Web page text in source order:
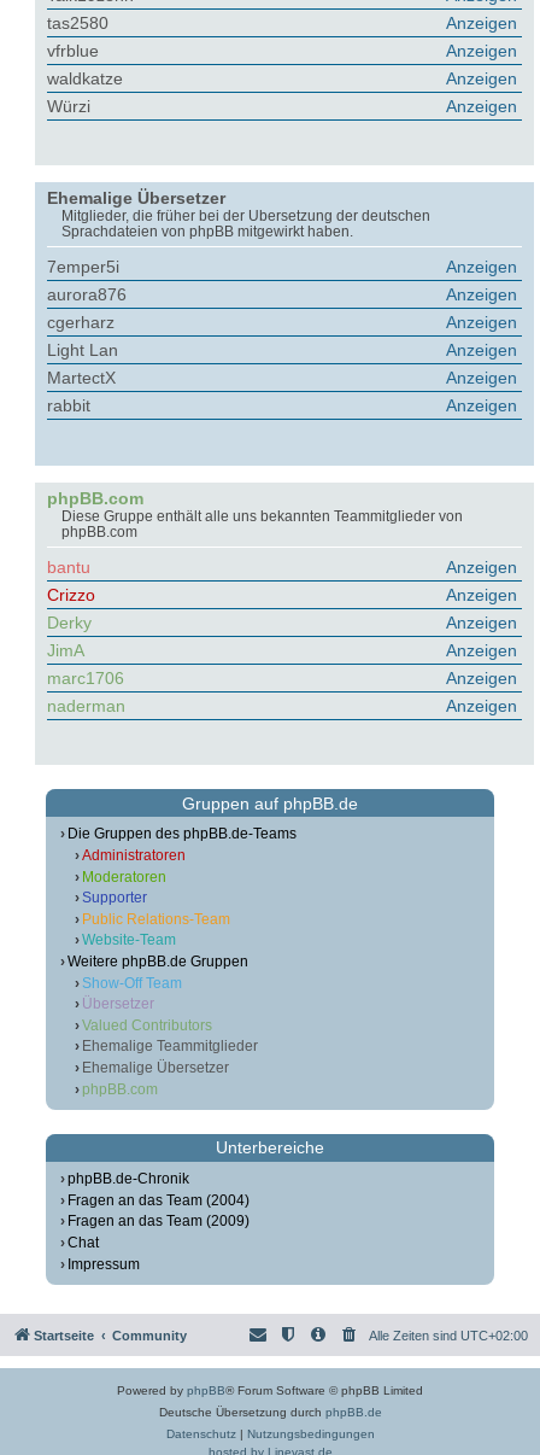
Anzeigen
tas2580
Anzeigen
vfrblue
Anzeigen
waldkatze
Anzeigen
Würzi
Ehemalige Übersetzer
Mitglieder, die früher bei der Übersetzung der deutschen
Sprachdateien von phpBB mitgewirkt haben.
Anzeigen
7emper5i
Anzeigen
aurora876
Anzeigen
cgerharz
Anzeigen
Light Lan
Anzeigen
MartectX
Anzeigen
rabbit
phpBB.com
Diese Gruppe enthält alle uns bekannten Teammitglieder von
phpBB.com
Anzeigen
bantu
Anzeigen
Crizzo
Anzeigen
Derky
Anzeigen
JimA
Anzeigen
marc1706
Anzeigen
naderman
Gruppen auf phpBB.de
Die Gruppen des phpBB.de-Teams
Administratoren
Moderatoren
Supporter
Public Relations-Team
Website-Team
Weitere phpBB.de Gruppen
Show-Off Team
Übersetzer
Valued Contributors
Ehemalige Teammitglieder
Ehemalige Übersetzer
phpBB.com
Unterbereiche
phpBB.de-Chronik
Fragen an das Team (2004)
Fragen an das Team (2009)
Chat
Impressum
Startseite Community Alle Zeiten sind UTC+02:00
Powered by phpBB® Forum Software © phpBB Limited
Deutsche Übersetzung durch phpBB.de
Datenschutz| Nutzungsbedingungen
hosted by Linevast.de